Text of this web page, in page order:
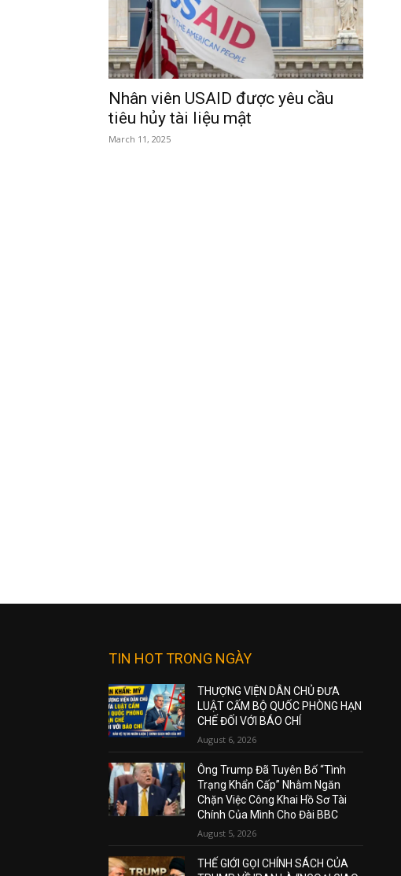
Nhân viên USAID được yêu cầu
tiêu hủy tài liệu mật
March 11, 2025
TIN HOT TRONG NGÀY
THƯỢNG VIỆN DÂN CHỦ ĐƯA
LUẬT CẤM BỘ QUỐC PHÒNG HẠN
CHẾ ĐỐI VỚI BÁO CHÍ
August 6, 2026
Ông Trump Đã Tuyên Bố “Tình
Trạng Khẩn Cấp” Nhằm Ngăn
Chặn Việc Công Khai Hồ Sơ Tài
Chính Của Mình Cho Đài BBC
August 5, 2026
THẾ GIỚI GỌI CHÍNH SÁCH CỦA